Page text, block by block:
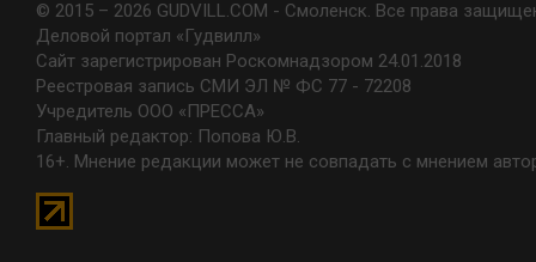
© 2015 – 2026 GUDVILL.COM - Смоленск. Все права
Деловой портал «Гудвилл»
Сайт зарегистрирован Роскомнадзором 24.01.2018
Реестровая запись СМИ ЭЛ № ФС 77 - 72208
Учредитель ООО «ПРЕССА»
Главный редактор: Попова Ю.В.
16+. Мнение редакции может не совпадать с мнением